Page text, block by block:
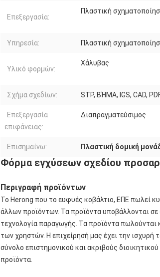
Επεξεργασία:
Πλαστική
Υπηρεσία: Πλαστική
Υλικό φορμών:
Χάλυβας
Σχήμα σχεδίων: STP, ΒΉΜΑ, IGS, CAD,
Επεξεργασία
επιφάνειας:
Διαπραγματεύσιμος
Επισημαίνω: Πλαστική δομική
Φόρμα εγχύσεων σχεδίου
Περιγραφή προϊόντων
Το Herong που το ευφυές κοβάλτιο, ΕΠΕ πωλεί
άλλων προϊόντων. Τα προϊόντα υποβάλλονται
τεχνολογία παραγωγής. Τα προϊόντα πωλούνται
των χρηστών. Η επιχείρησή μας έχει την ισχυρή
σύνολο επιστημονικού και ακριβούς
προϊόντα.